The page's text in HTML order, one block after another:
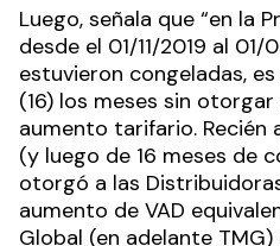
Luego, señala que “en la
desde el 01/11/2019 al
estuvieron congeladas,
(16) los meses sin
aumento tarifario. Recién
(y luego de 16 meses de
otorgó a las
aumento de VAD
Global (en adelante